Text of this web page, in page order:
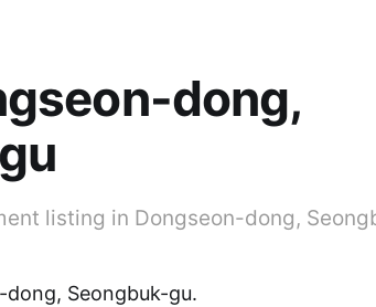
dong,
listing in Dongseon-dong,
dong, Seongbuk-gu.